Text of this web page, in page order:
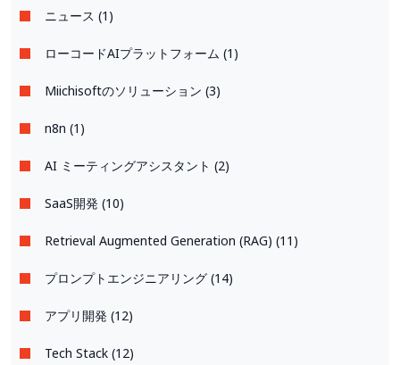
ニュース (1)
ローコードAIプラットフォーム (1)
Miichisoftのソリューション (3)
n8n (1)
AI ミーティングアシスタント (2)
SaaS開発 (10)
Retrieval Augmented Generation (RAG) (11)
プロンプトエンジニアリング (14)
アプリ開発 (12)
Tech Stack (12)